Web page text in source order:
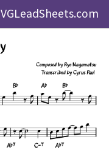
VGLeadSheets.com